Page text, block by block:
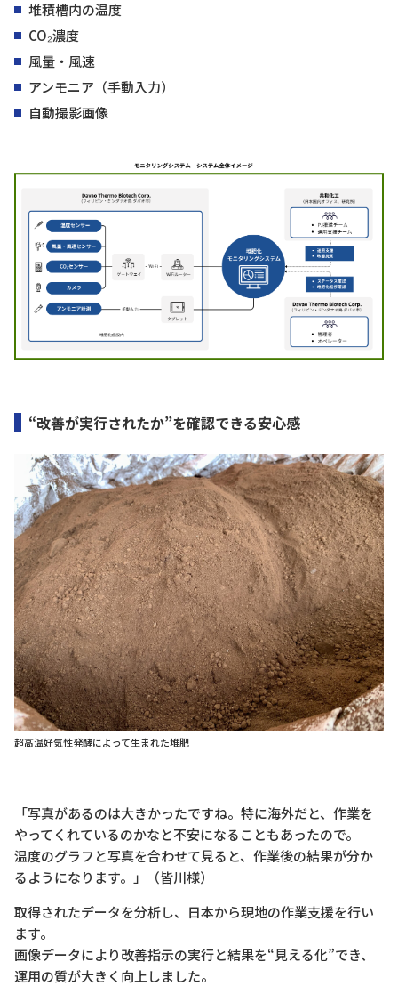
堆積槽内の温度
CO₂濃度
風量・風速
アンモニア（手動入力）
自動撮影画像
“改善が実行されたか”を確認できる安心感
超高温好気性発酵によって生まれた堆肥
「写真があるのは大きかったですね。特に海外だと、作業を
やってくれているのかなと不安になることもあったので。
温度のグラフと写真を合わせて見ると、作業後の結果が分か
るようになります。」（皆川様）
取得されたデータを分析し、日本から現地の作業支援を行い
ます。
画像データにより改善指示の実行と結果を“見える化”でき、
運用の質が大きく向上しました。